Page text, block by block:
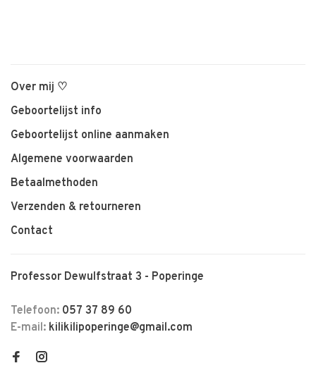
Over mij ♡
Geboortelijst info
Geboortelijst online aanmaken
Algemene voorwaarden
Betaalmethoden
Verzenden & retourneren
Contact
Professor Dewulfstraat 3 - Poperinge
Telefoon: 057 37 89 60
E-mail: kilikilipoperinge@gmail.com